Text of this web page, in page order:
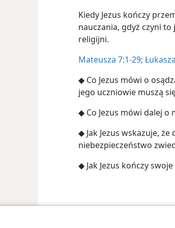
Kiedy Jezus kończy
nauczania, gdyż czyni to
religijni.
Mateusza 7:1-29;
◆ Co Jezus mówi o
jego uczniowie muszą
◆ Co Jezus mówi dalej o
◆ Jak Jezus wskazuje,
niebezpieczeństwo
◆ Jak Jezus kończy